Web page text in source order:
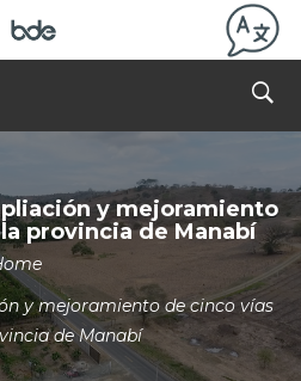
y mejoramiento
provincia de Manabí
y mejoramiento de cinco vías
de Manabí